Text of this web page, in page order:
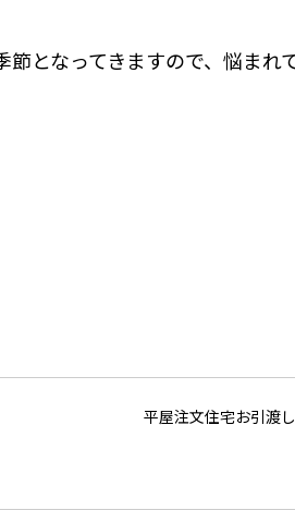
となってきますので、悩まれ
平屋注文住宅お引渡